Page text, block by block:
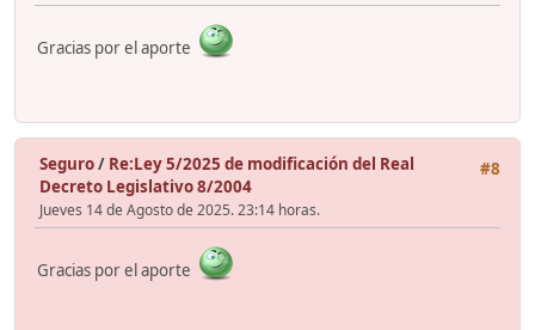
Gracias por el aporte
#8
Seguro/ Re:Ley 5/2025 de modificación del Real
Decreto Legislativo 8/2004
Jueves 14 de Agosto de 2025. 23:14 horas.
Gracias por el aporte